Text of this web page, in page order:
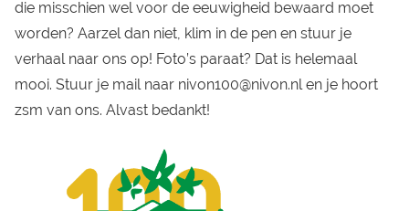
die misschien wel voor de eeuwigheid bewaard moet
worden? Aarzel dan niet, klim in de pen en stuur je
verhaal naar ons op! Foto’s paraat? Dat is helemaal
mooi. Stuur je mail naar nivon100@nivon.nlen je hoort
zsm van ons. Alvast bedankt!